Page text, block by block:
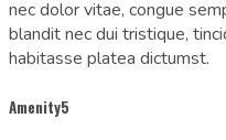
nec dolor vitae, congue
blandit nec dui tristique,
habitasse platea dictumst.
Amenity5